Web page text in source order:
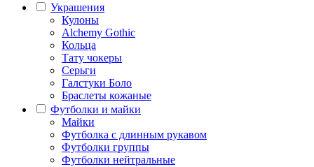
Украшения
Кулоны
Alchemy Gothic
Кольца
Тату чокеры
Серьги
Галстуки Боло
Браслеты кожаные
Футболки и майки
Майки
Футболка с длинным рукавом
Футболки группы
Футболки нейтральные